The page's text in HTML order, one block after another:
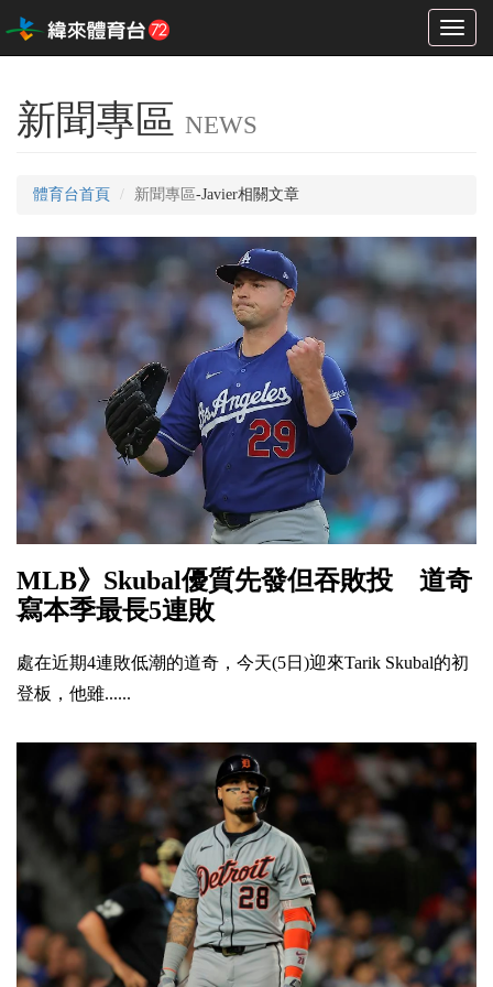
Toggle
新聞專區 NEWS
體育台首頁 新聞專區-Javier相關文章
MLB》Skubal優質先發但吞敗投 道奇
寫本季最長5連敗
處在近期4連敗低潮的道奇，今天(5日)迎來Tarik Skubal的初
登板，他雖......